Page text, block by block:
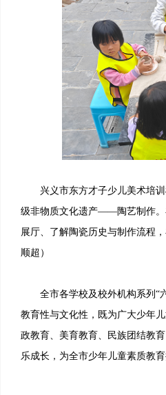
兴义市东方才子少儿美术培训
级非物质文化遗产——陶艺制作。
展厅、了解陶瓷历史与制作流程
顺超）
全市各学校及校外机构系列“六
教育性与文化性，既为广大少年
政教育、美育教育、民族团结教
乐成长，为全市少年儿童素质教育